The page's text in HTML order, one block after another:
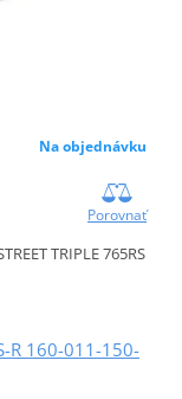
Na objednávku
Porovnať
TRIPLE 765RS
R 160-011-150-